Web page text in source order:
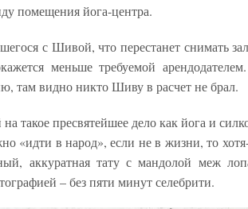
помещения йога-центра.
с Шивой, что перестанет снимать
меньше требуемой
там видно никто Шиву в расчет не брал.
такое пресвятейшее дело как йога и
«идти в народ», если не в жизни, то
аккуратная тату с мандолой меж
– без пяти минут селебрити.